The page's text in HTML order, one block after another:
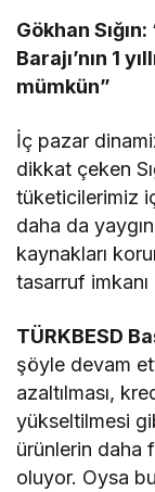
Gökhan
Barajı’nın 1
mümkün”
İç pazar
dikkat çeken
tüketicilerimiz
daha da
kaynakları
tasarruf
TÜRKBESD
şöyle devam
azaltılması,
yükseltilmesi
ürünlerin daha
oluyor. Oysa